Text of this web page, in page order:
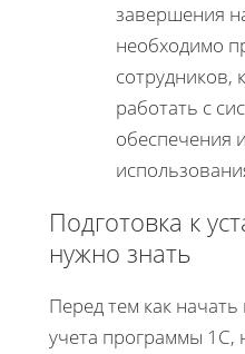
завершения
необходимо
сотрудников,
работать с
обеспечения
Подготовка к
нужно знать
Перед тем как
учета программы 1С,